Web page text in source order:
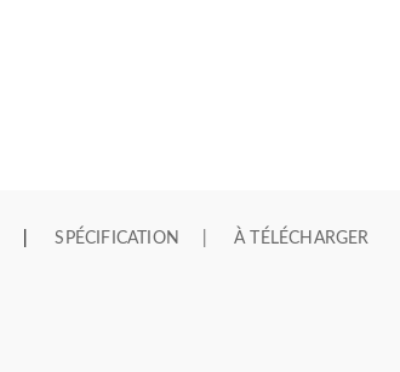
SPÉCIFICATION À TÉLÉCHARGER